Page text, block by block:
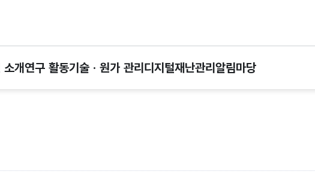
개연구 활동기술 · 원가 관리 디지털재난관리 알림마당